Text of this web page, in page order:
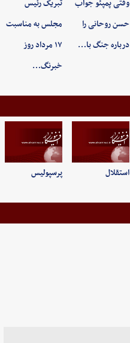
وقتی پمپئو جواب
حسن روحانی را
درباره جنگ با…
تبریک رئیس
مجلس به مناسبت
۱۷ مرداد روز
خبرنگ…
استقلال پرسپولیس